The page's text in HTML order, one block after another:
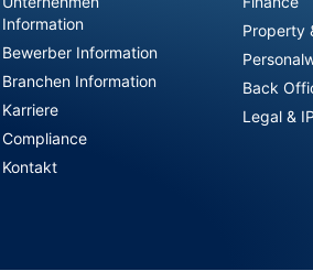
Information
Bewerber Information
Branchen Information
Karriere
Compliance
Kontakt
Property
Back
Legal & IP